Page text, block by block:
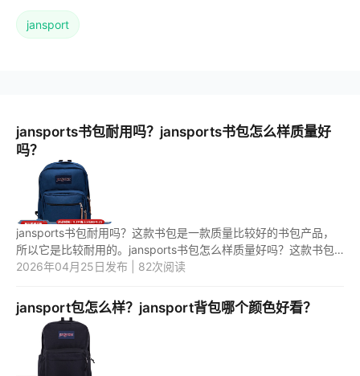
jansport
jansports书包耐用吗？jansports书包怎么样质量好
吗？
jansports书包耐用吗？这款书包是一款质量比较好的书包产品，
所以它是比较耐用的。jansports书包怎么样质量好吗？这款书包
是一款比较好用的书包产品，值得购买。 1.jansports书包耐用
2026年04月25日发布 | 82次阅读
jansport包怎么样？jansport背包哪个颜色好看？